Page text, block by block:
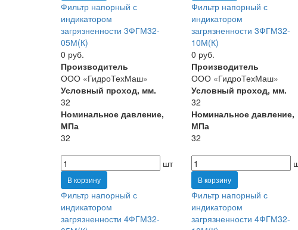
Фильтр напорный с
индикатором
загрязненности 3ФГМ32-
05М(К)
0 руб.
Производитель
ООО «ГидроТехМаш»
Условный проход, мм.
32
Номинальное давление,
МПа
32
шт
В корзину
Фильтр напорный с
индикатором
загрязненности 3ФГМ32-
10М(К)
0 руб.
Производитель
ООО «ГидроТехМаш»
Условный проход, мм.
32
Номинальное давление,
МПа
32
В корзину
Фильтр напорный с
индикатором
загрязненности 4ФГМ32-
Фильтр напорный с
индикатором
загрязненности 4ФГМ32-